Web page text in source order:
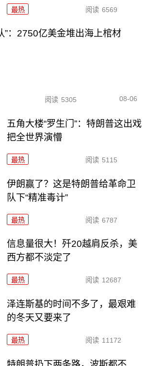
最热 阅读 6569
”：2750亿美金堆出海上棺材
阅读 5305 08-06
五角大楼“罗生门”：特朗普这出戏
把全世界演懵
最热 阅读 5115
伊朗赢了？这是特朗普给革命卫
队下“精准毒计”
最热 阅读 6787
信息量很大！歼20越肩反杀，美
西方都不淡定了
最热 阅读 12687
泽连斯基的时间不多了，最艰难
的冬天又要来了
最热 阅读 11172